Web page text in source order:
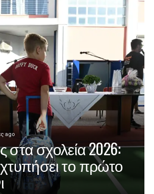
ago
στα σχολεία 2026:
το πρώτο